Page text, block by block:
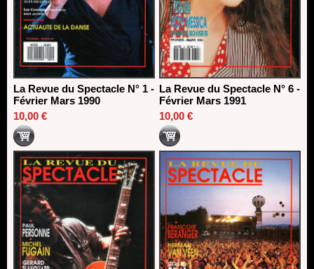
La Revue du Spectacle N° 1 -
Février Mars 1990
10,00 €
La Revue du Spectacle N° 6 -
Février Mars 1991
10,00 €